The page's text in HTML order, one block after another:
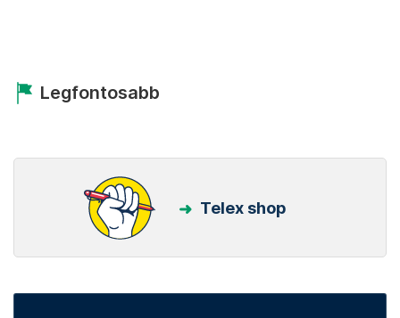
Legfontosabb
Telex shop